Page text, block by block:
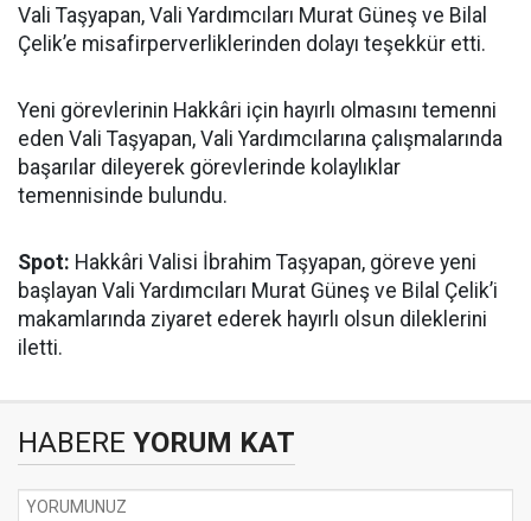
Vali Taşyapan, Vali Yardımcıları Murat Güneş ve Bilal
Çelik’e misafirperverliklerinden dolayı teşekkür etti.
Yeni görevlerinin Hakkâri için hayırlı olmasını temenni
eden Vali Taşyapan, Vali Yardımcılarına çalışmalarında
başarılar dileyerek görevlerinde kolaylıklar
temennisinde bulundu.
Spot: Hakkâri Valisi İbrahim Taşyapan, göreve yeni
başlayan Vali Yardımcıları Murat Güneş ve Bilal Çelik’i
makamlarında ziyaret ederek hayırlı olsun dileklerini
iletti.
HABERE YORUM KAT